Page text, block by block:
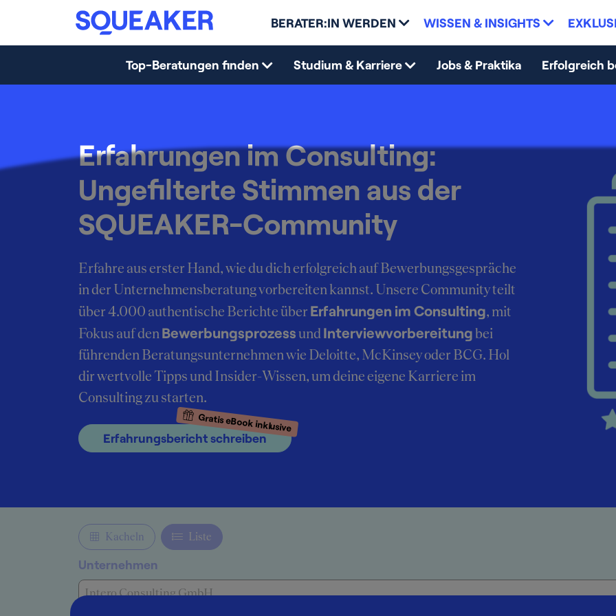
BERATER:IN WERDEN WISSEN & INSIGHTS
Top-Beratungen finden Studium & Karriere Jobs & Praktika Erfolgreich
Erfahrungen im Consulting:
Ungefilterte Stimmen aus der
SQUEAKER-Community
Erfahre aus erster Hand, wie du dich erfolgreich auf Bewerbungsgespräche
in der Unternehmensberatung vorbereiten kannst. Unsere Community teilt
über 4.000 authentische Berichte über Erfahrungen im Consulting, mit
Fokus auf den Bewerbungsprozessund Interviewvorbereitungbei
führenden Beratungsunternehmen wie Deloitte, McKinsey oder BCG. Hol
dir wertvolle Tipps und Insider-Wissen, um deine eigene Karriere im
Consulting zu starten.
Erfahrungsbericht schreiben
Gratis eBook inklusive
Kacheln Liste
Unternehmen
Intero Consulting GmbH